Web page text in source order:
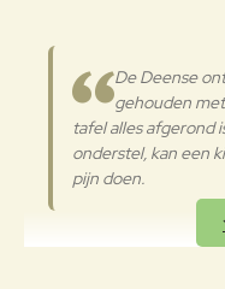
De Deense
gehouden
tafel alles afgerond
onderstel, kan een
pijn doen.